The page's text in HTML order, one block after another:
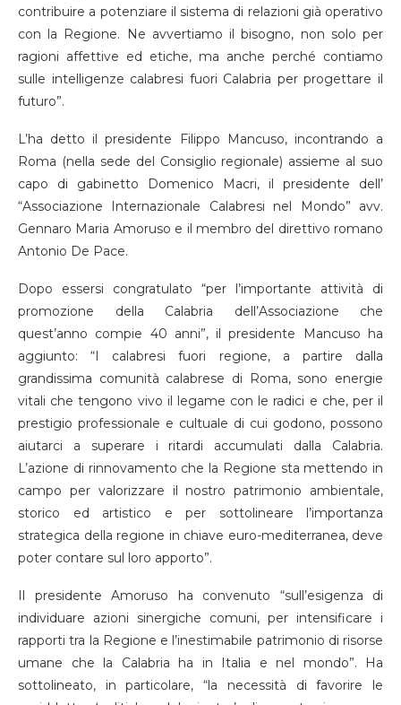
contribuire a potenziare il sistema di relazioni già operativo
con la Regione. Ne avvertiamo il bisogno, non solo per
ragioni affettive ed etiche, ma anche perché contiamo
sulle intelligenze calabresi fuori Calabria per progettare il
futuro”.
L’ha detto il presidente Filippo Mancuso, incontrando a
Roma (nella sede del Consiglio regionale) assieme al suo
capo di gabinetto Domenico Macri, il presidente dell’
“Associazione Internazionale Calabresi nel Mondo” avv.
Gennaro Maria Amoruso e il membro del direttivo romano
Antonio De Pace.
Dopo essersi congratulato “per l’importante attività di
promozione della Calabria dell’Associazione che
quest’anno compie 40 anni”, il presidente Mancuso ha
aggiunto: “I calabresi fuori regione, a partire dalla
grandissima comunità calabrese di Roma, sono energie
vitali che tengono vivo il legame con le radici e che, per il
prestigio professionale e cultuale di cui godono, possono
aiutarci a superare i ritardi accumulati dalla Calabria.
L’azione di rinnovamento che la Regione sta mettendo in
campo per valorizzare il nostro patrimonio ambientale,
storico ed artistico e per sottolineare l’importanza
strategica della regione in chiave euro-mediterranea, deve
poter contare sul loro apporto”.
Il presidente Amoruso ha convenuto “sull’esigenza di
individuare azioni sinergiche comuni, per intensificare i
rapporti tra la Regione e l’inestimabile patrimonio di risorse
umane che la Calabria ha in Italia e nel mondo”. Ha
sottolineato, in particolare, “la necessità di favorire le